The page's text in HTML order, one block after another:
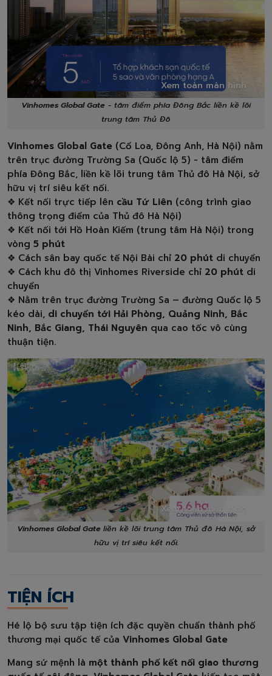
Xem toàn màn hình
Vinhomes Global Gate - tâm điểm phía Đông Bắc liền kề lõi
trung tâm Thủ Đô
Vinhomes Global Gate (Cổ Loa, Đông Anh, Hà Nội) nằm
trên trục đường Trường Sa (Quốc lộ 5) - tâm điểm
phía Đông Bắc, liền kề lõi trung tâm Thủ đô Hà Nội, sở
hữu vị trí siêu kết nối.
❖ Kết nối trực tiếp lên cầu Tứ Liên (công trình giao
thông trọng điểm của Thủ đô Hà Nội)
❖ Kết nối tới Hồ Hoàn Kiếm (trung tâm Hà Nội) trong
vòng 5 phút
❖ Cách sân bay quốc tế Nội Bài chỉ 20 phút di chuyển
❖ Cách khu đô thị Vinhomes Riverside chỉ 20 phút di
chuyển
❖ Nằm trên trục đường Trường Sa – đường Quốc lộ 5
kéo dài, di chuyển tới Hải Phòng, Quảng Ninh, Bắc
Ninh, Bắc Giang, Thái Nguyên qua cao tốc vô cùng
thuận tiện.
Xem toàn màn hình
Vinhomes Global Gate liền kề lõi trung tâm Thủ đô Hà Nội, sở
hữu vị trí siêu kết nối.
TIỆN ÍCH
Hé lộ bộ sưu tập tiện ích đặc quyền chuẩn thành phố
thương mại quốc tế của Vinhomes Global Gate
Mang sứ mệnh là một thành phố kết nối giao thương